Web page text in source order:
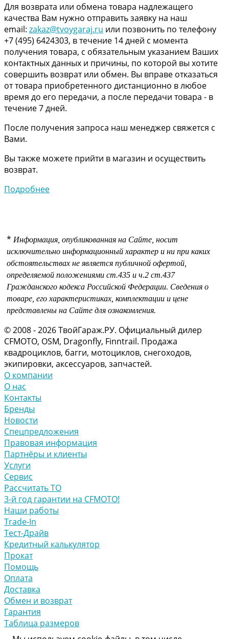
Для возврата или обмена товара надлежащего
качества Вам нужно отправить заявку на наш
email: zakaz@tvoygaraj.ru или позвонить по телефону
+7 (495) 6424303, в течение 14 дней с момента
получения товара, с обязательным указанием Ваших
контактных данных и причины, по которой вы хотите
совершить возврат или обмен. Вы вправе отказаться
от товара приобретенного дистанционно в любое
время до его передачи, а после передачи товара - в
течение 7 дней.
После получения запроса наш менеджер свяжется с
Вами.
Вы также можете прийти в магазин и осуществить
возврат.
Подробнее
* Информация, опубликованная на Сайте, носит
исключительно информационный характер и ни при каких
обстоятельствах не является публичной офертой,
определяемой положениями ст.435 и ч.2 ст.437
Гражданского кодекса Российской Федерации. Сведения о
товаре, его характеристиках, комплектации и цене
представлены на Сайте для ознакомления.
© 2008 - 2026 ТвойГараж.РУ. Официальный дилер
CFMOTO, OSM, Dragonfly, Finntrail. Продажа
квадроциклов, багги, мотоциклов, снегоходов,
экипировки, аксессуаров, запчастей.
О компании
О нас
Контакты
Бренды
Новости
Спецпредложения
Правовая информация
Партнёры и клиенты
Услуги
Сервис
Рассчитать ТО
3-й год гарантии на CFMOTO!
Наши работы
Trade-In
Тест-Драйв
Кредитный калькулятор
Прокат
Помощь
Оплата
Доставка
Обмен и возврат
Гарантия
Таблица размеров